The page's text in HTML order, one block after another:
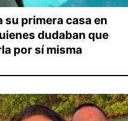
primera casa en
dudaban que
por sí misma